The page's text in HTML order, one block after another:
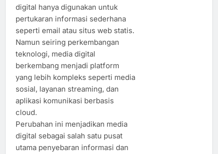
digital hanya digunakan untuk
pertukaran informasi sederhana
seperti email atau situs web statis.
Namun seiring perkembangan
teknologi, media digital
berkembang menjadi platform
yang lebih kompleks seperti media
sosial, layanan streaming, dan
aplikasi komunikasi berbasis
cloud.
Perubahan ini menjadikan media
digital sebagai salah satu pusat
utama penyebaran informasi dan